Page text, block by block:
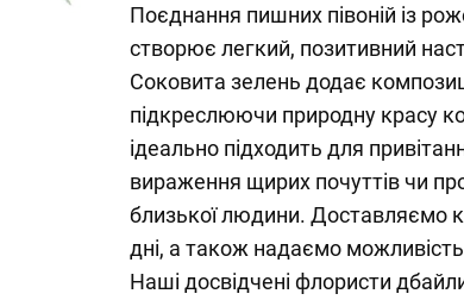
Поєднання пишних півоній із
створює легкий, позитивний
Соковита зелень додає
підкреслюючи природну красу
ідеально підходить для
вираження щирих почуттів чи
близької людини. Доставляємо
дні, а також надаємо
Наші досвідчені флористи